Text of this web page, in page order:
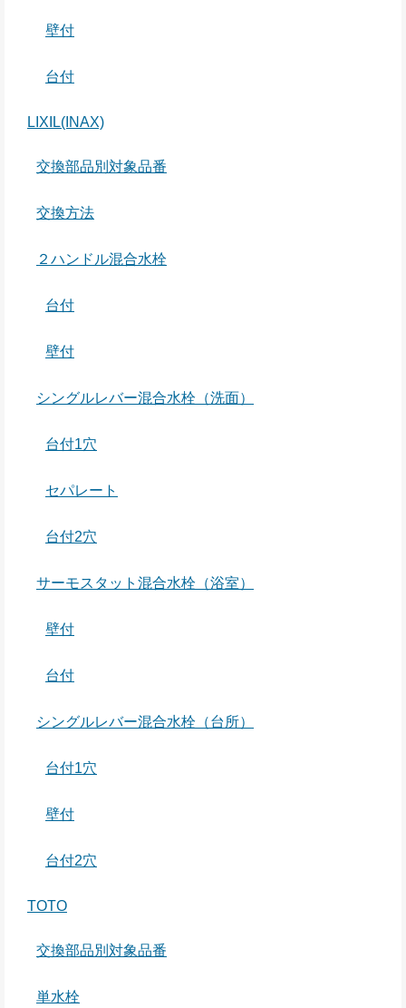
壁付
台付
LIXIL(INAX)
交換部品別対象品番
交換方法
２ハンドル混合水栓
台付
壁付
シングルレバー混合水栓（洗面）
台付1穴
セパレート
台付2穴
サーモスタット混合水栓（浴室）
壁付
台付
シングルレバー混合水栓（台所）
台付1穴
壁付
台付2穴
TOTO
交換部品別対象品番
単水栓